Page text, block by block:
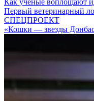
Как ученые воплощают
Первый ветеринарный
СПЕЦПРОЕКТ
«Кошки — звезды